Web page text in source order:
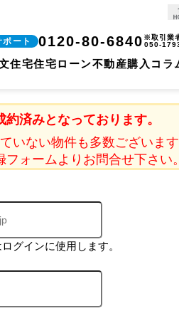
ート 0120-80-6840 ※取引業
050-
住宅住宅ローン不動産購入コラ
済みとなっております。
いない物件も多数ございます
ォームよりお問合せ下さい。
グインに使用します。